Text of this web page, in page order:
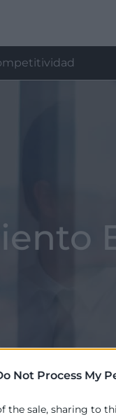
Not Process My
the sale, sharing to